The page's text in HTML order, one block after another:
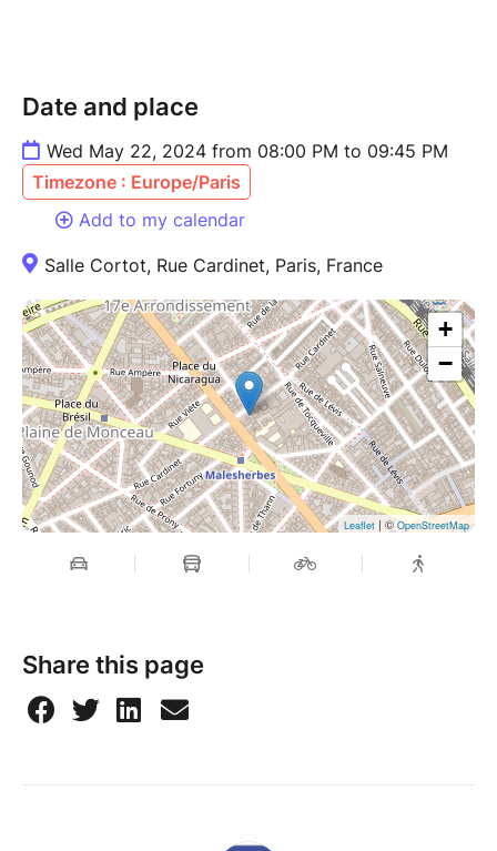
Date and place
Wed May 22, 2024 from 08:00 PM to 09:45 PM
Timezone : Europe/Paris
Add to my calendar
Salle Cortot, Rue Cardinet, Paris, France
+
−
Leaflet | ©OpenStreetMap
Share this page